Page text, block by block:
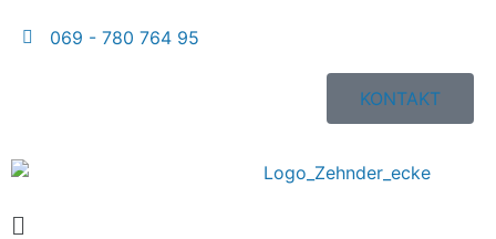
069 - 780 764 95
KONTAKT